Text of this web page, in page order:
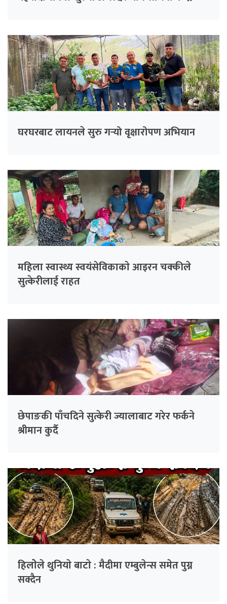
घरघरबाट लायनले सुरु गर्‍यो वृक्षारोपण अभियान
महिला स्वास्थ्य स्वयंसेविकाकाे आइरन चक्कीले
सुत्केरीलाई राहत
छेपाङकी पाँचदिने सुत्केरी ज्यालाबाट गरेर फर्कने
श्रीमान कुर्दै
हिलाेेले थुनियाे बाटाे : मैदीमा एम्बुलेन्स समेत पुग्न
सक्दैन